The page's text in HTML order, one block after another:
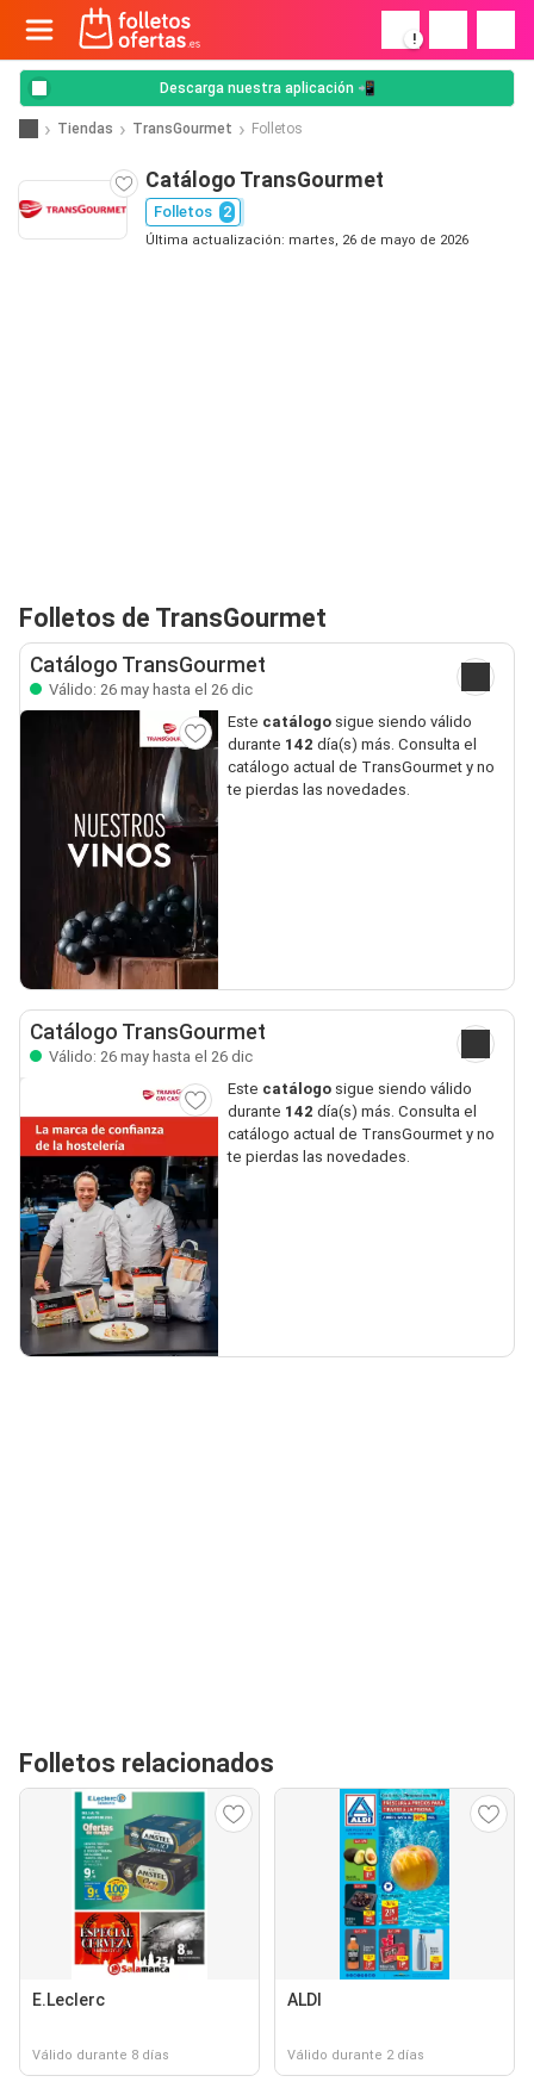
!
Descarga nuestra aplicación 📲
Tiendas TransGourmet Folletos
Catálogo TransGourmet
Folletos 2
Última actualización: martes, 26 de mayo de 2026
Folletos de TransGourmet
Catálogo TransGourmet
Válido: 26 may hasta el 26 dic
Este catálogosigue siendo válido
durante 142 día(s) más. Consulta el
catálogo actual de TransGourmet y no
te pierdas las novedades.
Catálogo TransGourmet
Válido: 26 may hasta el 26 dic
Este catálogosigue siendo válido
durante 142 día(s) más. Consulta el
catálogo actual de TransGourmet y no
te pierdas las novedades.
Folletos relacionados
E.Leclerc
Válido durante 8 días
ALDI
Válido durante 2 días